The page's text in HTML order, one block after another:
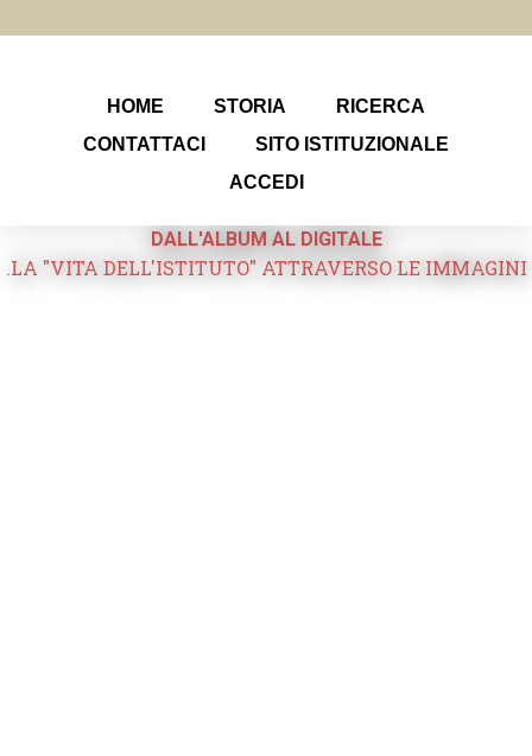
HOME STORIA
RICERCA
CONTATTACI
SITO ISTITUZIONALE
ACCEDI
DALL'ALBUM AL DIGITALE
.LA "VITA DELL'ISTITUTO" ATTRAVERSO LE IMMAGINI